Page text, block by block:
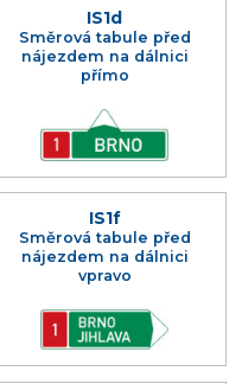
IS1d
Směrová tabule před
nájezdem na dálnici
přímo
IS1f
Směrová tabule před
nájezdem na dálnici
vpravo